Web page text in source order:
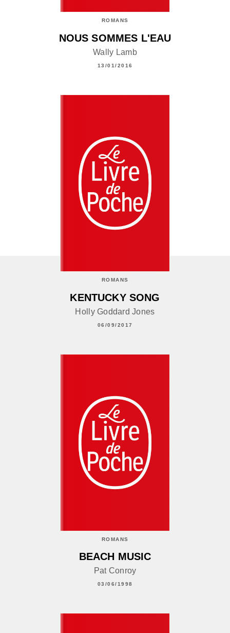
ROMANS
NOUS SOMMES L'EAU
Wally Lamb
13/01/2016
ROMANS
KENTUCKY SONG
Holly Goddard Jones
06/09/2017
ROMANS
BEACH MUSIC
Pat Conroy
03/06/1998